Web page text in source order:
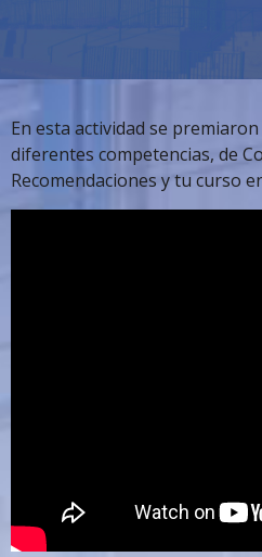
En esta actividad se
diferentes competencias, de
Recomendaciones y tu curso